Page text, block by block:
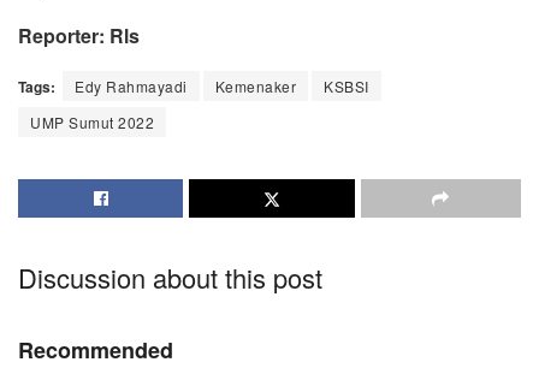
Reporter: Rls
Tags: Edy Rahmayadi Kemenaker
KSBSI
UMP Sumut 2022
Discussion about this post
Recommended